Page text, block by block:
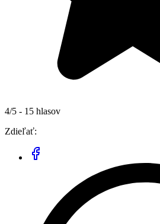
4/5 - 15 hlasov
Zdieľať: